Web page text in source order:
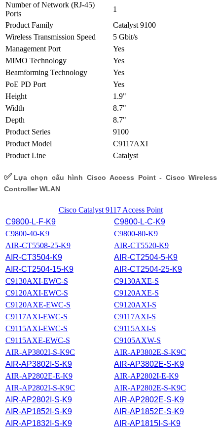
Number of Network (RJ-45)
Ports
1
Product Family
Catalyst 9100
Wireless Transmission Speed
5 Gbit/s
Management Port
Yes
MIMO Technology
Yes
Beamforming Technology
Yes
PoE PD Port
Yes
Height
1.9"
Width
8.7"
Depth
8.7"
Product Series
9100
Product Model
C9117AXI
Product Line
Catalyst
✅ Lựa chọn cấu hình Cisco Access Point - Cisco Wireless
Controller WLAN
Cisco Catalyst 9117 Access Point
C9800-L-F-K9
C9800-L-C-K9
C9800-40-K9
C9800-80-K9
AIR-CT5508-25-K9
AIR-CT5520-K9
AIR-CT3504-K9
AIR-CT2504-5-K9
AIR-CT2504-15-K9
AIR-CT2504-25-K9
C9130AXI-EWC-S
C9130AXE-S
C9120AXI-EWC-S
C9120AXE-S
C9120AXE-EWC-S
C9120AXI-S
C9117AXI-EWC-S
C9117AXI-S
C9115AXI-EWC-S
C9115AXI-S
C9115AXE-EWC-S
C9105AXW-S
AIR-AP3802I-S-K9C
AIR-AP3802E-S-K9C
AIR-AP3802I-S-K9
AIR-AP3802E-S-K9
AIR-AP2802E-E-K9
AIR-AP2802I-E-K9
AIR-AP2802I-S-K9C
AIR-AP2802E-S-K9C
AIR-AP2802I-S-K9
AIR-AP2802E-S-K9
AIR-AP1852I-S-K9
AIR-AP1852E-S-K9
AIR-AP1832I-S-K9
AIR-AP1815I-S-K9